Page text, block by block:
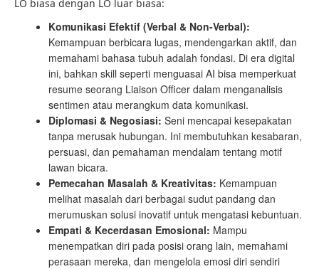
LO biasa dengan LO luar biasa:
Komunikasi Efektif (Verbal & Non-Verbal):
Kemampuan berbicara lugas, mendengarkan aktif, dan
memahami bahasa tubuh adalah fondasi. Di era digital
ini, bahkan skill seperti menguasai AI bisa memperkuat
resume seorang Liaison Officer dalam menganalisis
sentimen atau merangkum data komunikasi.
Diplomasi & Negosiasi: Seni mencapai kesepakatan
tanpa merusak hubungan. Ini membutuhkan kesabaran,
persuasi, dan pemahaman mendalam tentang motif
lawan bicara.
Pemecahan Masalah & Kreativitas: Kemampuan
melihat masalah dari berbagai sudut pandang dan
merumuskan solusi inovatif untuk mengatasi kebuntuan.
Empati & Kecerdasan Emosional: Mampu
menempatkan diri pada posisi orang lain, memahami
perasaan mereka, dan mengelola emosi diri sendiri